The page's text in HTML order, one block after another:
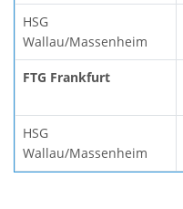
HSG
Wallau/Massenheim
FTG Frankfurt
HSG
Wallau/Massenheim